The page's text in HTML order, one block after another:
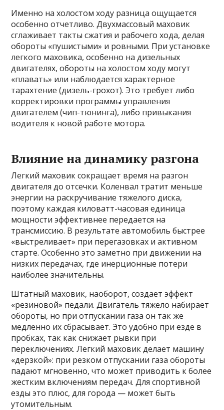
Именно на холостом ходу разница ощущается
особенно отчетливо. Двухмассовый маховик
сглаживает такты сжатия и рабочего хода, делая
обороты «пушистыми» и ровными. При установке
легкого маховика, особенно на дизельных
двигателях, обороты на холостом ходу могут
«плавать» или наблюдается характерное
тарахтение (дизель-грохот). Это требует либо
корректировки программы управления
двигателем (чип-тюнинга), либо привыкания
водителя к новой работе мотора.
Влияние на динамику разгона
Легкий маховик сокращает время на разгон
двигателя до отсечки. Коленвал тратит меньше
энергии на раскручивание тяжелого диска,
поэтому каждая киловатт-часовая единица
мощности эффективнее передается на
трансмиссию. В результате автомобиль быстрее
«выстреливает» при перегазовках и активном
старте. Особенно это заметно при движении на
низких передачах, где инерционные потери
наиболее значительны.
Штатный маховик, наоборот, создает эффект
«резиновой» педали. Двигатель тяжело набирает
обороты, но при отпускании газа он так же
медленно их сбрасывает. Это удобно при езде в
пробках, так как снижает рывки при
переключениях. Легкий маховик делает машину
«дерзкой»: при резком отпускании газа обороты
падают мгновенно, что может приводить к более
жестким включениям передач. Для спортивной
езды это плюс, для города — может быть
утомительным.